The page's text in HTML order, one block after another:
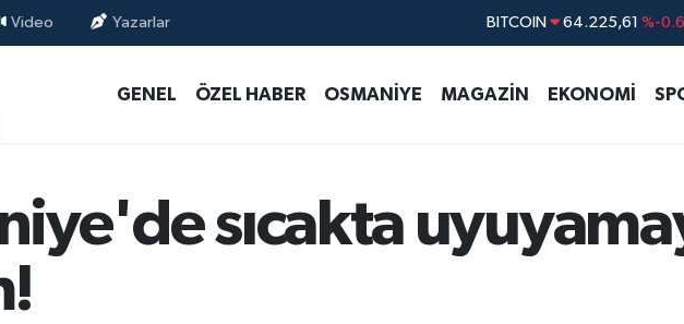
Video Yazarlar DOLAR 47,7143
STERLİN 64,2463
BITCOIN 64.225,61 %-
GENEL ÖZEL HABER OSMANİYE MAGAZİN EKONOMİ
sıcakta